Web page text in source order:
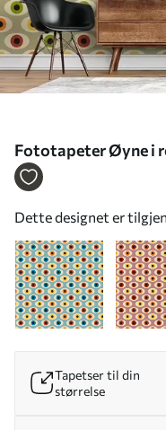
Fototapeter Øyne i
u51618v2
Dette designet er
Tapetser til din
størrelse